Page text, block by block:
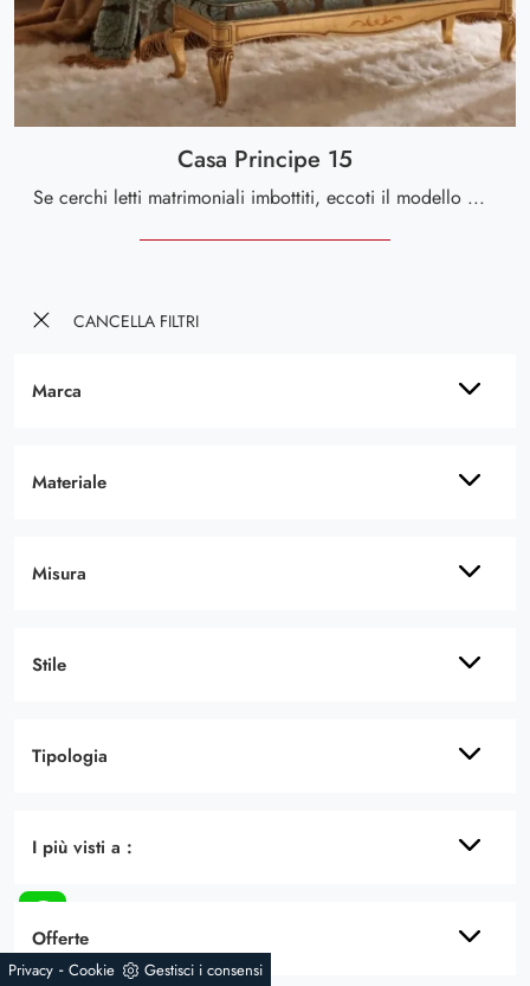
CANCELLA FILTRI
Marca
Materiale
Misura
Stile
Tipologia
I più visti a :
Offerte
Casa Principe 15
Se cerchi letti matrimoniali imbottiti, eccoti il modello Casa Principe 15 in pelle per completare la camera da letto.
Privacy - Cookie Gestisci i consensi